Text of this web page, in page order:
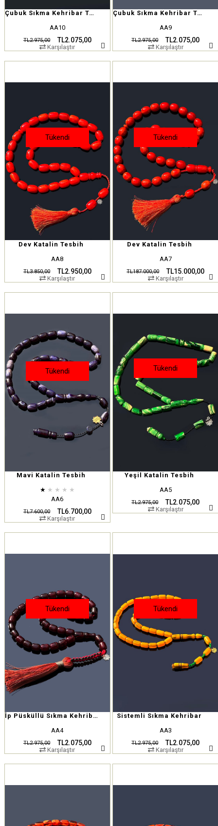
Çubuk Sıkma Kehribar Tesbih
AA10
TL2.075,00
TL2.975,00
Karşılaştır
Çubuk Sıkma Kehribar Tesbih
AA9
TL2.075,00
TL2.975,00
Karşılaştır
Tükendi
Dev Katalin Tesbih
AA8
TL2.950,00
TL3.850,00
Karşılaştır
Tükendi
Dev Katalin Tesbih
AA7
TL15.000,00
TL187.000,00
Karşılaştır
Tükendi
Mavi Katalin Tesbih
★ ★ ★ ★ ★
AA6
TL6.700,00
TL7.600,00
Karşılaştır
Tükendi
Yeşil Katalin Tesbih
AA5
TL2.075,00
TL2.975,00
Karşılaştır
Tükendi
İp Püsküllü Sıkma Kehribar
AA4
TL2.075,00
TL2.975,00
Karşılaştır
Tükendi
Sistemli Sıkma Kehribar
AA3
TL2.075,00
TL2.975,00
Karşılaştır